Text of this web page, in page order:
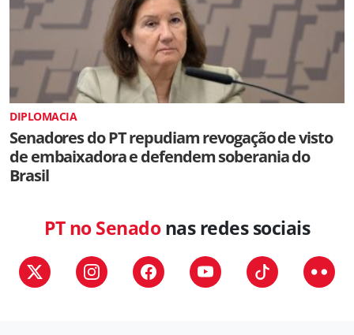
DIPLOMACIA
Senadores do PT repudiam revogação de visto
de embaixadora e defendem soberania do
Brasil
PT no Senadonas redes sociais